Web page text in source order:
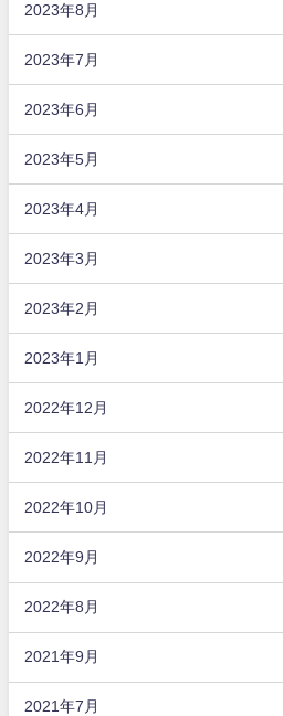
2023年8月
2023年7月
2023年6月
2023年5月
2023年4月
2023年3月
2023年2月
2023年1月
2022年12月
2022年11月
2022年10月
2022年9月
2022年8月
2021年9月
2021年7月